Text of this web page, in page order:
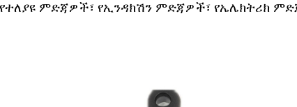
ምድጃዎች፣ የኢንዳክሽን ምድጃዎች፣ የኤሌክትሪክ